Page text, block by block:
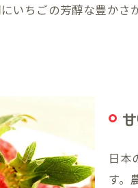
いちごの芳醇な豊かさ
日本
す。